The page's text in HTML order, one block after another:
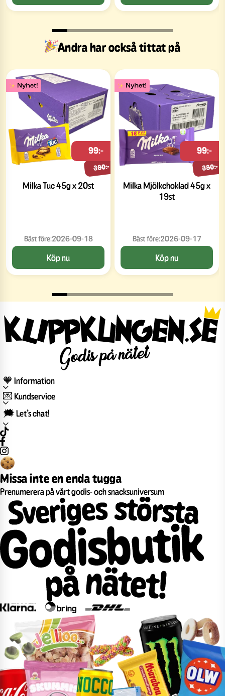
Andra har också tittat på
Milka Tuc 45g x 20st
380:-
99:-
Bäst före:2026-09-18
Köp nu
Milka Mjölkchoklad 45g x
19st
380:-
99:-
Bäst före:2026-09-17
Köp nu
🧡 Information
💌 Kundservice
🗯️ Let’s chat!
Missa inte en enda tugga
Prenumerera på vårt godis- och snacksuniversum